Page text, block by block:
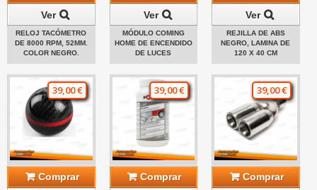
Ver
RELOJ TACÓMETRO
DE 8000 RPM, 52MM.
COLOR NEGRO.
Ver
MÓDULO COMING
HOME DE ENCENDIDO
DE LUCES
Ver
REJILLA DE ABS
NEGRO, LAMINA DE
120 X 40 CM
39,00 €
Comprar
39,00 €
Comprar
39,00 €
Comprar